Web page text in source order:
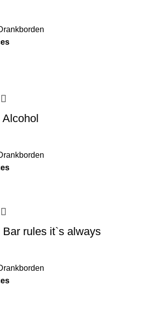
Bar rules it`s always